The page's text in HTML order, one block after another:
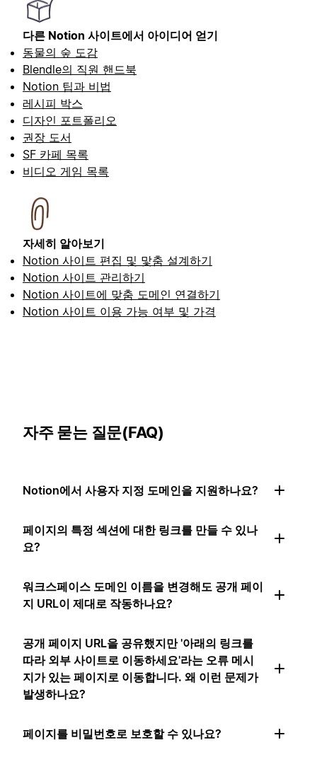
다른 Notion 사이트에서 아이디어 얻기
동물의 숲 도감
Blendle의 직원 핸드북
Notion 팁과 비법
레시피 박스
디자인 포트폴리오
권장 도서
SF 카페 목록
비디오 게임 목록
자세히 알아보기
Notion 사이트 편집 및 맟춤 설계하기
Notion 사이트 관리하기
Notion 사이트에 맞춤 도메인 연결하기
Notion 사이트 이용 가능 여부 및 가격
자주 묻는 질문(FAQ)
Notion에서 사용자 지정 도메인을 지원하나요?
페이지의 특정 섹션에 대한 링크를 만들 수 있나
요?
워크스페이스 도메인 이름을 변경해도 공개 페이
지 URL이 제대로 작동하나요?
공개 페이지 URL을 공유했지만 '아래의 링크를
따라 외부 사이트로 이동하세요'라는 오류 메시
지가 있는 페이지로 이동합니다. 왜 이런 문제가
발생하나요?
페이지를 비밀번호로 보호할 수 있나요?